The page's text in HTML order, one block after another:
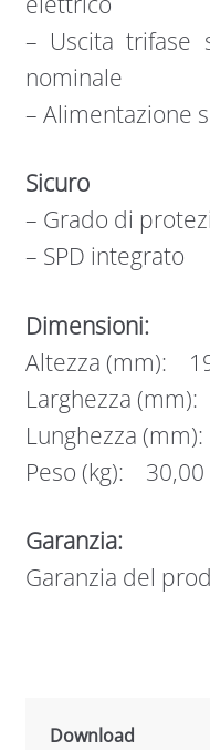
– Uscita trifase
nominale
– Alimentazione
Sicuro
– Grado di
– SPD integrato
Dimensioni:
Altezza (mm):
Larghezza
Lunghezza
Peso (kg): 30,00
Garanzia:
Garanzia del
Download